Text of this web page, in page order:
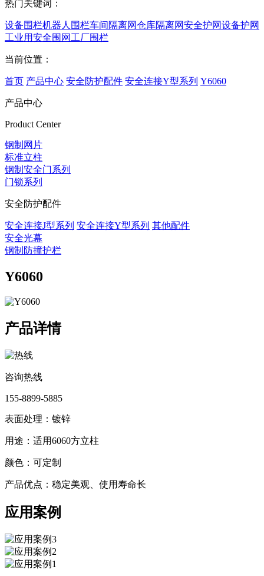
热门关键词：
设备围栏机器人围栏车间隔离网仓库隔离网安全护网设备护网
工业用安全围网 工厂围栏
当前位置：
首页 产品中心 安全防护配件 安全连接Y型系列 Y6060
产品中心
Product Center
钢制网片
标准立柱
钢制安全门系列
门锁系列
安全防护配件
安全连接J型系列 安全连接Y型系列 其他配件
安全光幕
钢制防撞护栏
Y6060
产品详情
咨询热线
155-8899-5885
表面处理：镀锌
用途：适用6060方立柱
颜色：可定制
产品优点：稳定美观、使用寿命长
应用案例